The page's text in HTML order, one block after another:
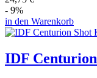
- 9%
in den Warenkorb
IDF